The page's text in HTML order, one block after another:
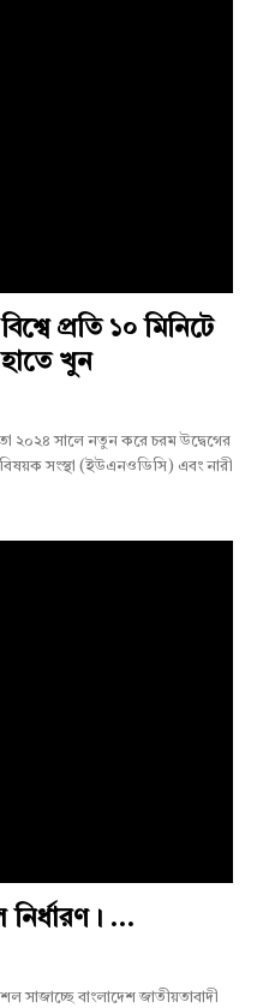
প্রতি ১০ মিনিটে
খুন
২০২৪ সালে নতুন করে চরম উদ্বেগের
সংস্থা (ইউএনওডিসি) এবং নারী
...
সাজাচ্ছে বাংলাদেশ জাতীয়তাবাদী